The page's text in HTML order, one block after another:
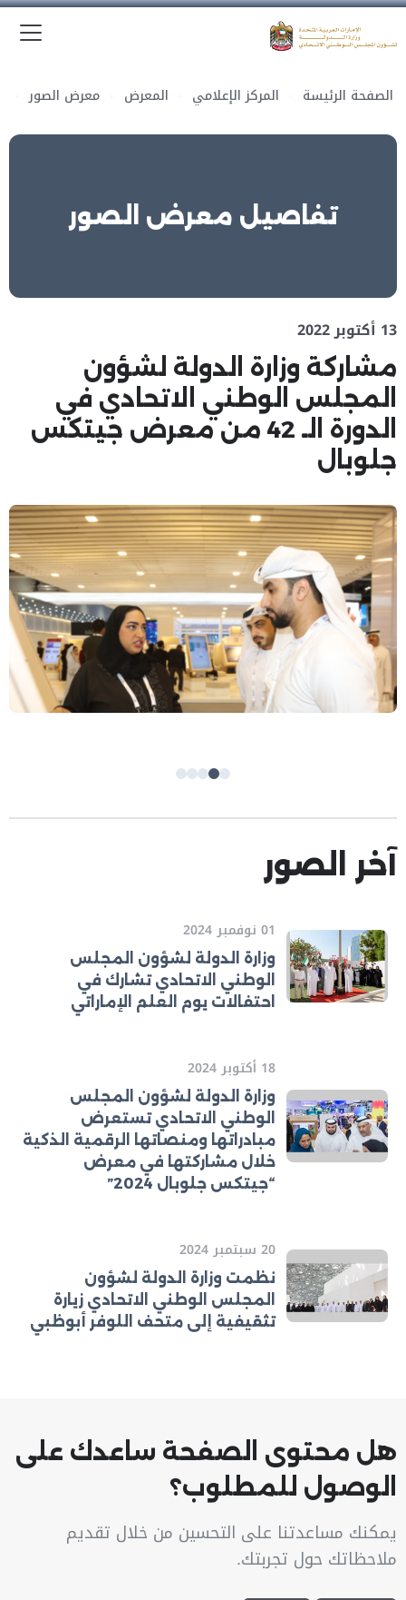
الصفحة الرئيسة المركز الإعلامي المعرض معرض الصور
تفاصيل معرض الصور
13 أكتوبر 2022
مشاركة وزارة الدولة لشؤون
المجلس الوطني الاتحادي في
الدورة الـ 42 من معرض جيتكس
جلوبال
آخر الصور
01 نوفمبر 2024
وزارة الدولة لشؤون المجلس
الوطني الاتحادي تشارك في
احتفالات يوم العلم الإماراتي
18 أكتوبر 2024
وزارة الدولة لشؤون المجلس
الوطني الاتحادي تستعرض
مبادراتها ومنصاتها الرقمية الذكية
خلال مشاركتها في معرض
“جيتكس جلوبال 2024”
20 سبتمبر 2024
نظمت وزارة الدولة لشؤون
المجلس الوطني الاتحادي زيارة
تثقيفية إلى متحف اللوفر أبوظبي
هل محتوى الصفحة ساعدك على
الوصول للمطلوب؟
يمكنك مساعدتنا على التحسين من خلال تقديم
ملاحظاتك حول تجربتك.